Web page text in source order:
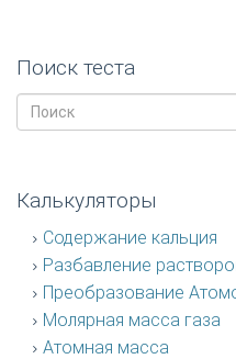
Поиск теста
Калькуляторы
Содержание кальция
Разбавление
Преобразование
Молярная масса газа
Атомная масса